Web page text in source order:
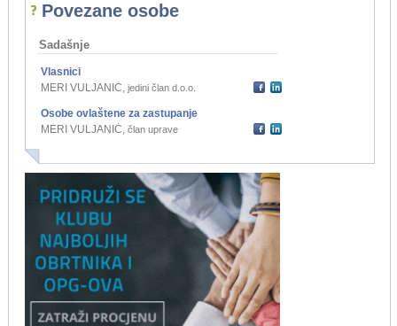
Povezane osobe
Sadašnje
Vlasnici
MERI VULJANIĆ, jedini član d.o.o.
Osobe ovlaštene za zastupanje
MERI VULJANIĆ, član uprave